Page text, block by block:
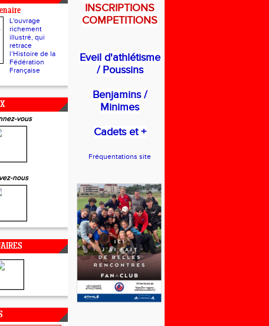
L'ouvrage
richement
illustré, qui
retrace
l’Histoire de la
Fédération
Française
vous
nous
INSCRIPTIONS
COMPETITIONS
Eveil d'athlétisme
/ Poussins
Benjamins /
Minimes
Cadets et +
Fréquentations site